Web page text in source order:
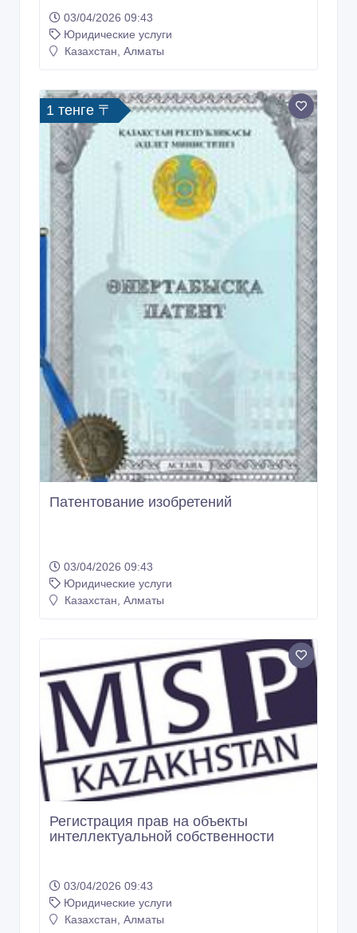
03/04/2026 09:43
Юридические услуги
Казахстан, Алматы
1 тенге 〒
Патентование изобретений
03/04/2026 09:43
Юридические услуги
Казахстан, Алматы
Регистрация прав на объекты
интеллектуальной собственности
03/04/2026 09:43
Юридические услуги
Казахстан, Алматы